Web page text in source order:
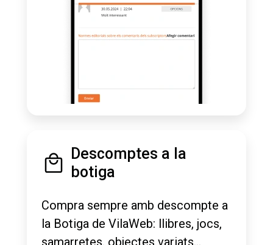
Descomptes a la
botiga
Compra sempre amb descompte a
la Botiga de VilaWeb: llibres, jocs,
samarretes, objectes variats...